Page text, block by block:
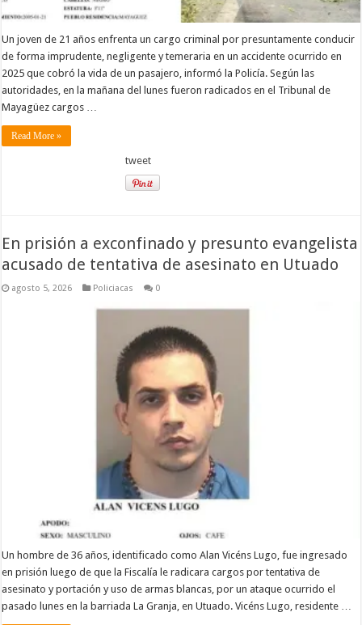
Un joven de 21 años enfrenta un cargo criminal por presuntamente conducir
de forma imprudente, negligente y temeraria en un accidente ocurrido en
2025 que cobró la vida de un pasajero, informó la Policía. Según las
autoridades, en la mañana del lunes fueron radicados en el Tribunal de
Mayagüez cargos …
Read More »
tweet
En prisión a exconfinado y presunto evangelista
acusado de tentativa de asesinato en Utuado
agosto 5, 2026 Policiacas 0
Un hombre de 36 años, identificado como Alan Vicéns Lugo, fue ingresado
en prisión luego de que la Fiscalía le radicara cargos por tentativa de
asesinato y portación y uso de armas blancas, por un ataque ocurrido el
pasado lunes en la barriada La Granja, en Utuado. Vicéns Lugo, residente …